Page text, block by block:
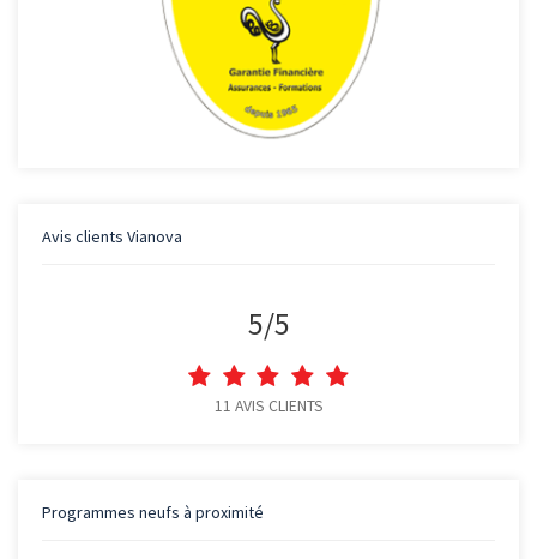
Avis clients Vianova
5/5
11 AVIS CLIENTS
Programmes neufs à proximité